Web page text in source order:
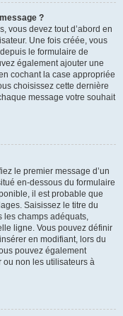
?
vous devez tout d’abord en
Une fois créée, vous
le formulaire de
également ajouter une
cochant la case appropriée
choisissez cette dernière
message votre souhait
le premier message d’un
en-dessous du formulaire
il est probable que
Saisissez le titre du
les champs adéquats,
ligne. Vous pouvez définir
en modifiant, lors du
pouvez également
ou non les utilisateurs à